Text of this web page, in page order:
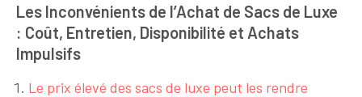
Les Inconvénients de l’Achat de Sacs de Luxe
: Coût, Entretien, Disponibilité et Achats
Impulsifs
Le prix élevé des sacs de luxe peut les rendre